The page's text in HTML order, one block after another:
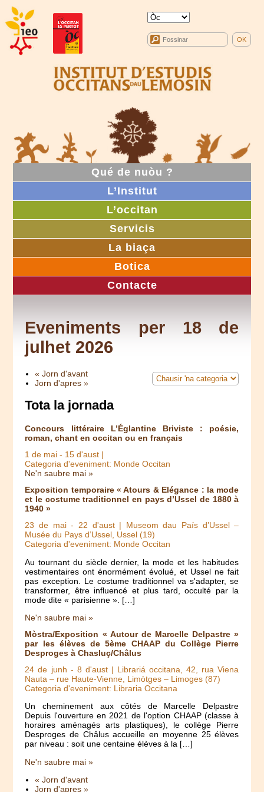
Qué de nuòu ?
L’Institut
L’occitan
Servicis
La biaça
Botica
Contacte
Eveniments per 18 de
julhet 2026
« Jorn d'avant
Jorn d'apres »
Tota la jornada
Concours littéraire L’Églantine Briviste : poésie,
roman, chant en occitan ou en français
1 de mai - 15 d'aust |
Categoria d'eveniment: Monde Occitan
Ne'n saubre mai »
Exposition temporaire « Atours & Elégance : la mode
et le costume traditionnel en pays d’Ussel de 1880 à
1940 »
23 de mai- 22 d'aust| Museom dau País d’Ussel –
Musée du Pays d’Ussel, Ussel (19)
Categoria d'eveniment: Monde Occitan
Au tournant du siècle dernier, la mode et les habitudes
vestimentaires ont énormément évolué, et Ussel ne fait
pas exception. Le costume traditionnel va s'adapter, se
transformer, être influencé et plus tard, occulté par la
mode dite « parisienne ». […]
Ne'n saubre mai »
Mòstra/Exposition « Autour de Marcelle Delpastre »
par les élèves de 5ème CHAAP du Collège Pierre
Desproges à Chasluç/Châlus
24 de junh - 8 d'aust| Librariá occitana, 42, rua Viena
Nauta – rue Haute-Vienne, Limòtges – Limoges (87)
Categoria d'eveniment: Libraria Occitana
Un cheminement aux côtés de Marcelle Delpastre
Depuis l'ouverture en 2021 de l'option CHAAP (classe à
horaires aménagés arts plastiques), le collège Pierre
Desproges de Châlus accueille en moyenne 25 élèves
par niveau : soit une centaine élèves à la […]
Ne'n saubre mai »
« Jorn d'avant
Jorn d'apres »